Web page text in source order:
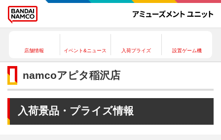
店舗情報 イベント&ニュース 入荷プライズ 設置ゲーム機
namcoアピタ稲沢店
入荷景品・プライズ情報